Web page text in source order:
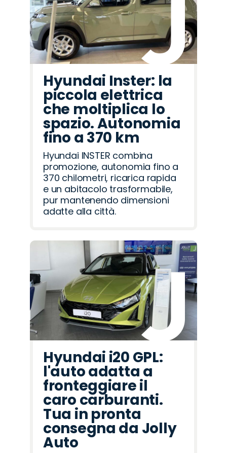
Hyundai Inster: la
piccola elettrica
che moltiplica lo
spazio. Autonomia
fino a 370 km
Hyundai INSTER combina
promozione, autonomia fino a
370 chilometri, ricarica rapida
e un abitacolo trasformabile,
pur mantenendo dimensioni
adatte alla città.
Hyundai i20 GPL:
l'auto adatta a
fronteggiare il
caro carburanti.
Tua in pronta
consegna da Jolly
Auto